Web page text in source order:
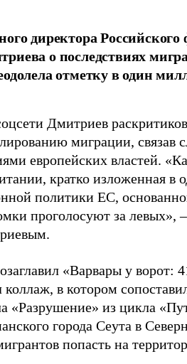
директора
о последствиях
отметку в один
Дмитриев
миграции,
европейских властей.
кратко изложенная в
политики ЕС,
проголосуют за левых»,
«Варвары у ворот:
в котором
«Разрушение» из цикла
города Сеута в
попасть на